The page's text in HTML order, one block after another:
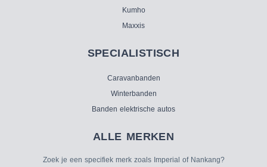
Kumho
Maxxis
SPECIALISTISCH
Caravanbanden
Winterbanden
Banden elektrische autos
ALLE MERKEN
Zoek je een specifiek merk zoals Imperial of Nankang?